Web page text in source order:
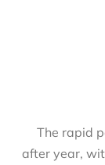
The rapid
after year,